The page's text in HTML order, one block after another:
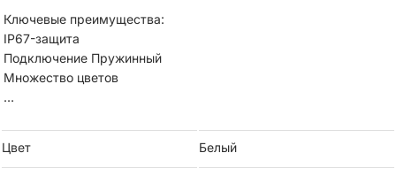
Ключевые преимущества:
IP67-защита
Подключение Пружинный
Множество цветов
системы энергоснабжения — минимизируют ошибки и
упрощают мониторинг.
Цвет Белый